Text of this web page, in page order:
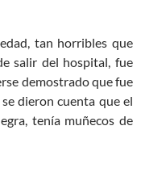
tan horribles que
salir del hospital, fue
demostrado que fue
dieron cuenta que el
tenía muñecos de